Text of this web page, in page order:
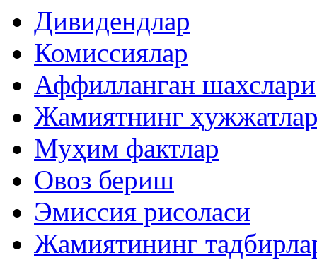
Дивидендлар
Комиссиялар
Аффилланган шахслари
Жамиятнинг
Муҳим фактлар
Овоз бериш
Эмиссия рисоласи
Жамиятининг